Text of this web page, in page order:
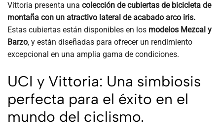
Vittoria presenta una colección de cubiertas de bicicleta de
montaña con un atractivo lateral de acabado arco iris.
Estas cubiertas están disponibles en los modelos Mezcal y
Barzo, y están diseñadas para ofrecer un rendimiento
excepcional en una amplia gama de condiciones.
UCI y Vittoria: Una simbiosis
perfecta para el éxito en el
mundo del ciclismo.